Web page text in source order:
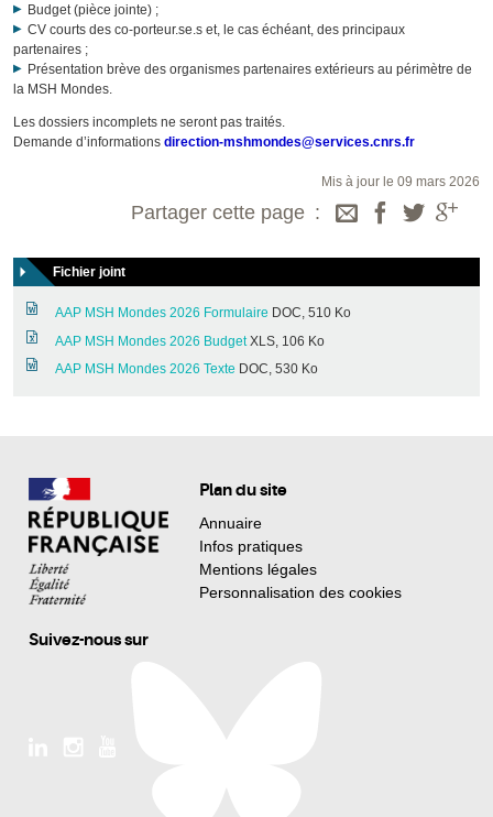
Budget (pièce jointe) ;
CV courts des co-porteur.se.s et, le cas échéant, des principaux
partenaires ;
Présentation brève des organismes partenaires extérieurs au périmètre de
la MSH Mondes.
Les dossiers incomplets ne seront pas traités.
Demande d’informations direction-mshmondes@services.cnrs.fr
Mis à jour le 09 mars 2026
Partager cette page
Fichier joint
AAP MSH Mondes 2026 Formulaire DOC, 510 Ko
AAP MSH Mondes 2026 Budget XLS, 106 Ko
AAP MSH Mondes 2026 Texte DOC, 530 Ko
Plan du site
Annuaire
Infos pratiques
Mentions légales
Personnalisation des cookies
Suivez-nous sur